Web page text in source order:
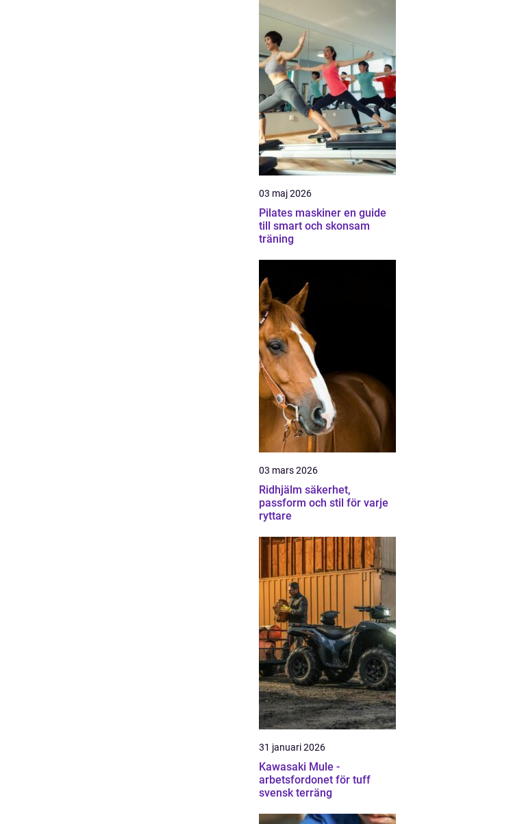
03 maj 2026
Pilates maskiner en guide
till smart och skonsam
träning
03 mars 2026
Ridhjälm säkerhet,
passform och stil för varje
ryttare
31 januari 2026
Kawasaki Mule -
arbetsfordonet för tuff
svensk terräng